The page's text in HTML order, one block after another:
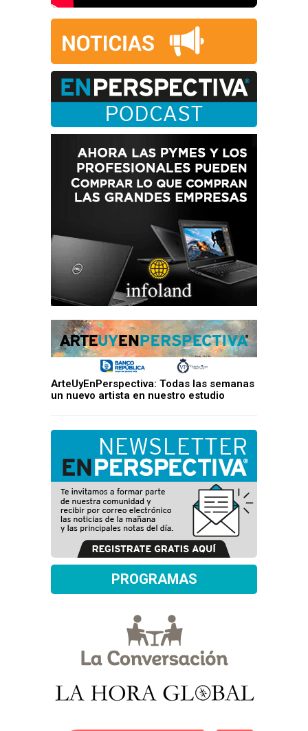
ArteUyEnPerspectiva: Todas las semanas
un nuevo artista en nuestro estudio
PROGRAMAS